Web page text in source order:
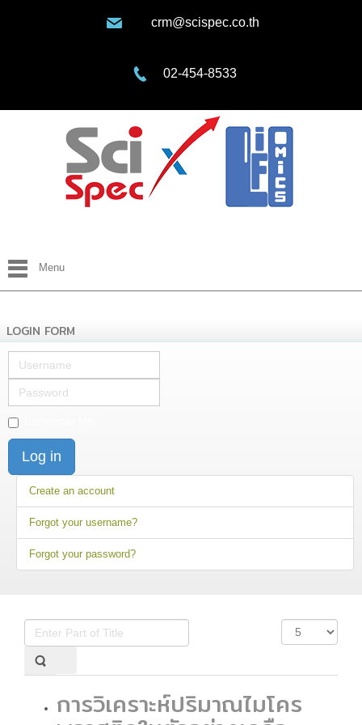
crm@scispec.co.th
02-454-8533
Menu
LOGIN FORM
Log in
Create an account
Forgot your username?
Forgot your password?
Enter
Part
Title
Display
#
การวิเคราะห์ปริมาณไมโคร